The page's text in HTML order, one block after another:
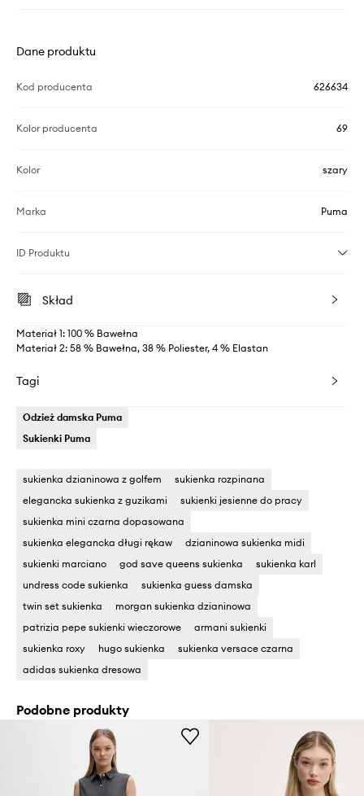
Dane produktu
Kod producenta 626634
Kolor producenta 69
Kolor szary
Marka Puma
ID Produktu
Skład
Materiał 1: 100 % Bawełna
Materiał 2: 58 % Bawełna, 38 % Poliester, 4 % Elastan
Tagi
Odzież damska Puma
Sukienki Puma
sukienka dzianinowa z golfem
sukienka rozpinana
elegancka sukienka z guzikami
sukienki jesienne do pracy
sukienka mini czarna dopasowana
sukienka elegancka długi rękaw
dzianinowa sukienka midi
sukienki marciano
god save queens sukienka
sukienka karl
undress code sukienka
sukienka guess damska
twin set sukienka
morgan sukienka dzianinowa
patrizia pepe sukienki wieczorowe
armani sukienki
sukienka roxy
hugo sukienka
sukienka versace czarna
adidas sukienka dresowa
Podobne produkty